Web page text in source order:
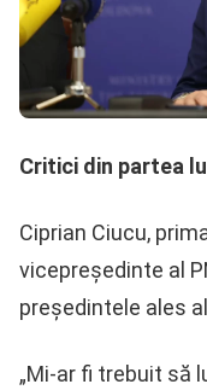
Critici din partea
Ciprian Ciucu,
vicepreședinte al
președintele ales
„Mi-ar fi trebuit să